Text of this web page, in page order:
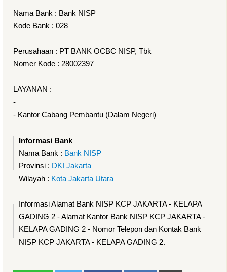
Nama Bank : Bank NISP
Kode Bank : 028
Perusahaan : PT BANK OCBC NISP, Tbk
Nomer Kode : 28002397
LAYANAN :
-
- Kantor Cabang Pembantu (Dalam Negeri)
Informasi Bank
Nama Bank : Bank NISP
Provinsi : DKI Jakarta
Wilayah : Kota Jakarta Utara
Informasi Alamat Bank NISP KCP JAKARTA - KELAPA
GADING 2 - Alamat Kantor Bank NISP KCP JAKARTA -
KELAPA GADING 2 - Nomor Telepon dan Kontak Bank
NISP KCP JAKARTA - KELAPA GADING 2.